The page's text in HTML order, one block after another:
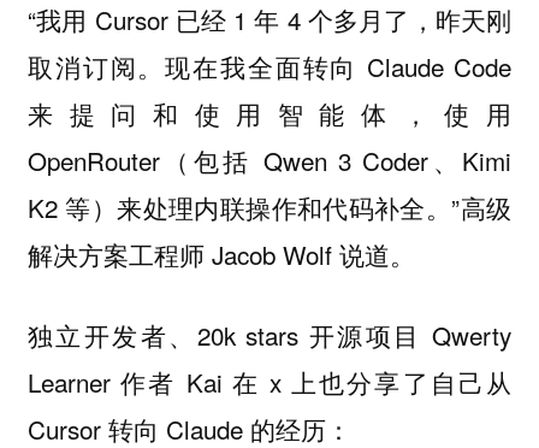
“我用 Cursor 已经 1 年 4 个多月了，昨天刚
取消订阅。现在我全面转向 Claude Code
来提问和使用智能体，使用
OpenRouter（包括 Qwen 3 Coder、Kimi
K2 等）来处理内联操作和代码补全。”高级
解决方案工程师 Jacob Wolf 说道。
独立开发者、20k stars 开源项目 Qwerty
Learner 作者 Kai 在 x 上也分享了自己从
Cursor 转向 Claude 的经历：